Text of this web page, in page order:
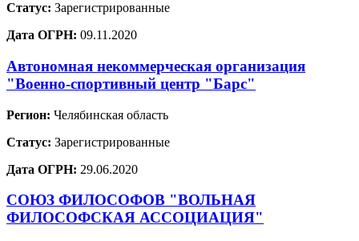
Статус: Зарегистрированные
Дата ОГРН: 09.11.2020
Автономная некоммерческая организация
"Военно-спортивный центр "Барс"
Регион: Челябинская область
Статус: Зарегистрированные
Дата ОГРН: 29.06.2020
СОЮЗ ФИЛОСОФОВ "ВОЛЬНАЯ
ФИЛОСОФСКАЯ АССОЦИАЦИЯ"